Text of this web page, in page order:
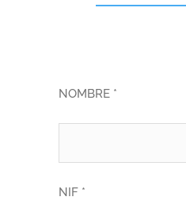
NOMBRE *
NIF *